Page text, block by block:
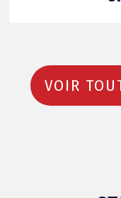
VOIR